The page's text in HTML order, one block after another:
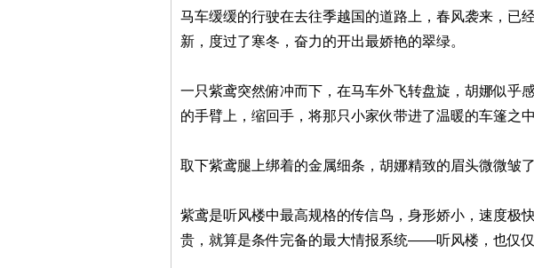
马车缓缓的行驶在去往季越国的道路上，春风袭来，已
新，度过了寒冬，奋力的开出最娇艳的翠绿。
一只紫鸢突然俯冲而下，在马车外飞转盘旋，胡娜似乎
的手臂上，缩回手，将那只小家伙带进了温暖的车篷之中
取下紫鸢腿上绑着的金属细条，胡娜精致的眉头微微皱了
紫鸢是听风楼中最高规格的传信鸟，身形娇小，速度极
贵，就算是条件完备的最大情报系统——听风楼，也仅